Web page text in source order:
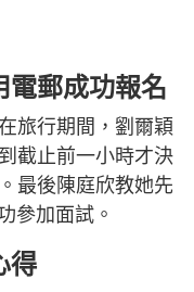
電郵成功報名
旅行期間，劉爾穎
截止前一小時才決
最後陳庭欣教她先
參加面試。
得